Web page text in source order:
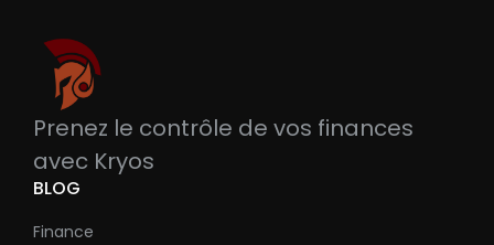
Prenez le contrôle de vos finances
avec Kryos
BLOG
Finance